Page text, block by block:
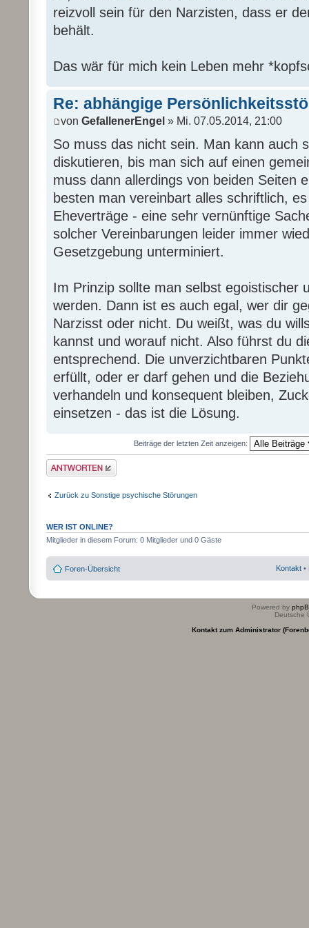
reizvoll sein für den Narzisten, dass er
behält.
Das wär für mich kein Leben mehr
Re: abhängige
von GefallenerEngel » Mi. 07.05.2014, 21:00
So muss das nicht sein. Man kann auch
diskutieren, bis man sich auf einen
muss dann allerdings von beiden Seiten
besten man vereinbart alles schriftlich,
Eheverträge - eine sehr vernünftige
solcher Vereinbarungen leider immer
Gesetzgebung unterminiert.
Im Prinzip sollte man selbst egoistischer
werden. Dann ist es auch egal, wer dir
Narzisst oder nicht. Du weißt, was du
kannst und worauf nicht. Also führst du
entsprechend. Die unverzichtbaren
erfüllt, oder er darf gehen und die
verhandeln und konsequent bleiben,
einsetzen - das ist die Lösung.
Beiträge der letzten Zeit anzeigen:
Antwort erstellen
Zurück zu Sonstige psychische Störungen
WER IST ONLINE?
Mitglieder in diesem Forum: 0 Mitglieder und 0 Gäste
Foren-Übersicht Kontakt •
Powered by
Deutsche
Kontakt zum Administrator